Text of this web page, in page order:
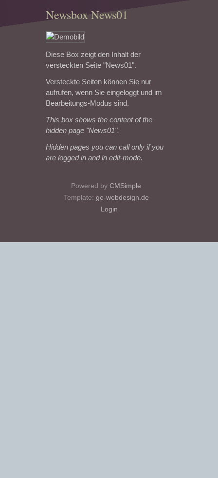
Newsbox News01
Diese Box zeigt den Inhalt der
versteckten Seite "News01".
Versteckte Seiten können Sie nur
aufrufen, wenn Sie eingeloggt und im
Bearbeitungs-Modus sind.
This box shows the content of the
hidden page "News01".
Hidden pages you can call only if you
are logged in and in edit-mode.
Powered by CMSimple
Template: ge-webdesign.de
Login